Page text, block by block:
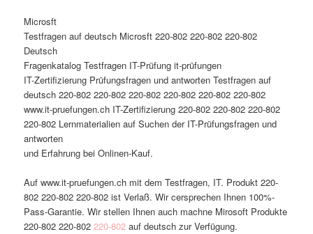
Microsft
Testfragen auf deutsch Microsft 220-802 220-802 220-802
Deutsch
Fragenkatalog Testfragen IT-Prüfung it-prüfungen
IT-Zertifizierung Prüfungsfragen und antworten Testfragen auf
deutsch 220-802 220-802 220-802 220-802 220-802 220-802
www.it-pruefungen.ch IT-Zertifizierung 220-802 220-802 220-802
220-802 Lernmaterialien auf Suchen der IT-Prüfungsfragen und
antworten
und Erfahrung bei Onlinen-Kauf.
Auf www.it-pruefungen.ch mit dem Testfragen, IT. Produkt 220-
802 220-802 220-802 ist Verlaß. Wir cersprechen Ihnen 100%-
Pass-Garantie. Wir stellen Ihnen auch machne Mirosoft Produkte
220-802 220-802220-802 auf deutsch zur Verfügung.